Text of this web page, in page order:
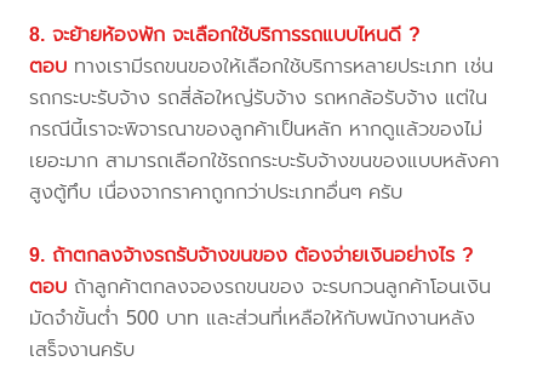
8. จะย้ายห้องพัก จะเลือกใช้บริการรถแบบไหนดี ?
ตอบ ทางเรามีรถขนของให้เลือกใช้บริการหลายประเภท เช่น
รถกระบะรับจ้าง รถสี่ล้อใหญ่รับจ้าง รถหกล้อรับจ้าง แต่ใน
กรณีนี้เราจะพิจารณาของลูกค้าเป็นหลัก หากดูแล้วของไม่
เยอะมาก สามารถเลือกใช้รถกระบะรับจ้างขนของแบบหลังคา
สูงตู้ทึบ เนื่องจากราคาถูกกว่าประเภทอื่นๆ ครับ
9. ถ้าตกลงจ้างรถรับจ้างขนของ ต้องจ่ายเงินอย่างไร ?
ตอบ ถ้าลูกค้าตกลงจองรถขนของ จะรบกวนลูกค้าโอนเงิน
มัดจำขั้นต่ำ 500 บาท และส่วนที่เหลือให้กับพนักงานหลัง
เสร็จงานครับ